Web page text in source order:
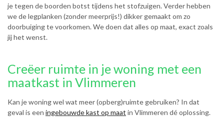
je tegen de boorden botst tijdens het stofzuigen. Verder hebben
we de legplanken (zonder meerprijs!) dikker gemaakt om zo
doorbuiging te voorkomen. We doen dat alles op maat, exact zoals
jij het wenst.
Creëer ruimte in je woning met een
maatkast in Vlimmeren
Kan je woning wel wat meer (opberg)ruimte gebruiken? In dat
geval is een ingebouwde kast op maat in Vlimmeren dé oplossing.